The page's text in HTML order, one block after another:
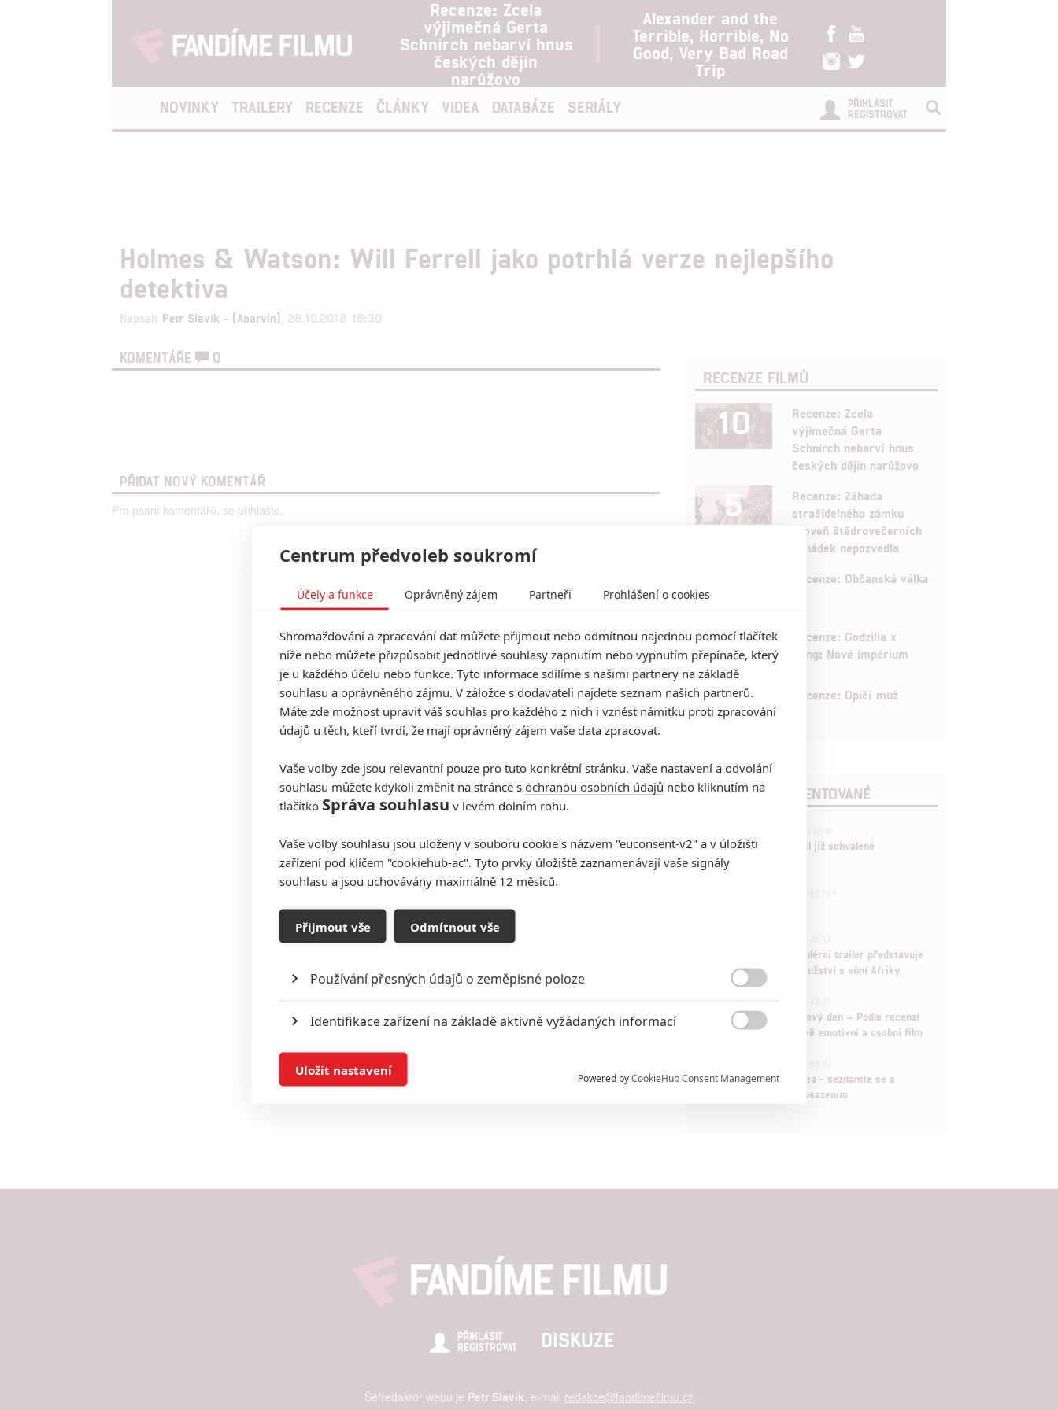
Recenze: Zcela
výjimečná Gerta
Schnirch nebarví hnus
českých dějin
narůžovo
Alexander and the
Terrible, Horrible, No
Good, Very Bad Road
Trip
NOVINKY TRAILERY RECENZE ČLÁNKY VIDEA DATABÁZE SERIÁLY
PŘIHLÁSIT
REGISTROVAT
Holmes & Watson: Will Ferrell jako potrhlá verze nejlepšího
detektiva
Napsal: Petr Slavík - (Anarvin) , 28.10.2018 16:30
KOMENTÁŘE 0
PŘIDAT NOVÝ KOMENTÁŘ
Pro psaní komentářů, se přihlašte.
RECENZE FILMŮ
10
Recenze: Zcela
výjimečná Gerta
Schnirch nebarví hnus
českých dějin narůžovo
5
Recenze: Záhada
strašidelného zámku
úroveň štědrovečerních
pohádek nepozvedla
Recenze: Občanská válka
6
Recenze: Godzilla x
Kong: Nové impérium
8 Recenze: Opičí muž
POSLEDNÍ KOMENTOVANÉ
Marvel nečekaně zrušil již schválené
pokračování
Děti krve a kostí: Regulérní trailer představuje
akční fantasy dobrodružství s vůní Afriky
Spider-Man: Zbrusu nový den – Podle recenzí
máme čekat překvapivě emotivní a osobní film
Velké preview: Odyssea - seznamte se s
maximálně nabitým obsazením
PŘIHLÁSIT
REGISTROVAT
DISKUZE
Šéfredaktor webu je Petr Slavík , e-mail redakce@fandimefilmu.cz
Centrum předvoleb soukromí
Účely a funkce Oprávněný zájem Partneři Prohlášení o cookies
Shromažďování a zpracování dat můžete přijmout nebo odmítnou najednou pomocí tlačítek
níže nebo můžete přizpůsobit jednotlivé souhlasy zapnutím nebo vypnutím přepínače, který
je u každého účelu nebo funkce. Tyto informace sdílíme s našimi partnery na základě
souhlasu a oprávněného zájmu. V záložce s dodavateli najdete seznam našich partnerů.
Máte zde možnost upravit váš souhlas pro každého z nich i vznést námitku proti zpracování
údajů u těch, kteří tvrdí, že mají oprávněný zájem vaše data zpracovat.
Vaše volby zde jsou relevantní pouze pro tuto konkrétní stránku. Vaše nastavení a odvolání
souhlasu můžete kdykoli změnit na stránce s ochranou osobních údajů nebo kliknutím na
tlačítko Správa souhlasu v levém dolním rohu.
Vaše volby souhlasu jsou uloženy v souboru cookie s názvem "euconsent-v2" a v úložišti
zařízení pod klíčem "cookiehub-ac". Tyto prvky úložiště zaznamenávají vaše signály
souhlasu a jsou uchovávány maximálně 12 měsíců.
Přijmout vše Odmítnout vše
Používání přesných údajů o zeměpisné poloze
Identifikace zařízení na základě aktivně vyžádaných informací
Ukládání a/nebo přístup k informacím v zařízení

Powered byCookieHub Consent Management
Uložit nastavení